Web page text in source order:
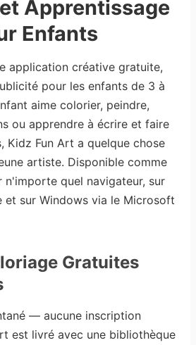
Apprentissage
Enfants
application créative gratuite,
pour les enfants de 3 à
aime colorier, peindre,
ou apprendre à écrire et faire
Kidz Fun Art a quelque chose
artiste. Disponible comme
quel navigateur, sur
et sur Windows via le Microsoft
Gratuites
— aucune inscription
est livré avec une bibliothèque